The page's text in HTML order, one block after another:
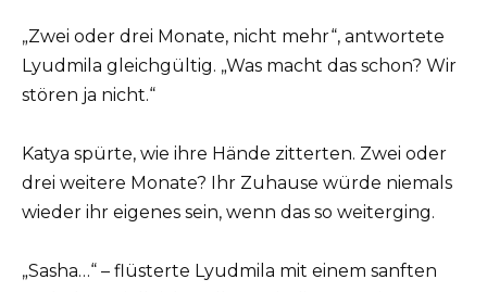
„Zwei oder drei Monate, nicht mehr“, antwortete
Lyudmila gleichgültig. „Was macht das schon? Wir
stören ja nicht.“
Katya spürte, wie ihre Hände zitterten. Zwei oder
drei weitere Monate? Ihr Zuhause würde niemals
wieder ihr eigenes sein, wenn das so weiterging.
„Sasha…“ – flüsterte Lyudmila mit einem sanften